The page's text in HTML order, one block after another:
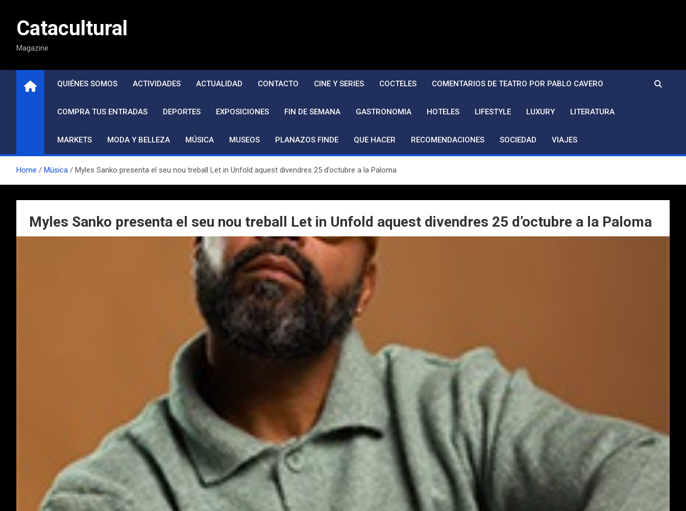
contenidoCatacultural
Magazine
QUIÉNES SOMOS ACTIVIDADES ACTUALIDAD CONTACTO CINE Y SERIES COCTELES COMENTARIOS DE TEATRO POR PABLO CAVERO
COMPRA TUS ENTRADAS DEPORTES EXPOSICIONES FIN DE SEMANA GASTRONOMIA HOTELES LIFESTYLE LUXURY LITERATURA
MARKETS MODA Y BELLEZA MÚSICA MUSEOS PLANAZOS FINDE QUE HACER RECOMENDACIONES SOCIEDAD VIAJES
Home Música Myles Sanko presenta el seu nou treball Let in Unfold aquest divendres 25 d’octubre a la Paloma
Myles Sanko presenta el seu nou treball Let in Unfold aquest divendres 25 d’octubre a la Paloma